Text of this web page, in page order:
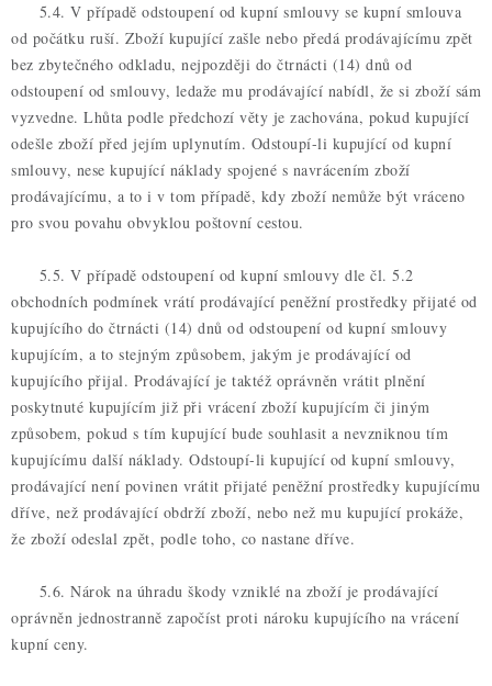
5.4. V případě odstoupení od kupní smlouvy se kupní smlouva
od počátku ruší. Zboží kupující zašle nebo předá prodávajícímu zpět
bez zbytečného odkladu, nejpozději do čtrnácti (14) dnů od
odstoupení od smlouvy, ledaže mu prodávající nabídl, že si zboží sám
vyzvedne. Lhůta podle předchozí věty je zachována, pokud kupující
odešle zboží před jejím uplynutím. Odstoupí-li kupující od kupní
smlouvy, nese kupující náklady spojené s navrácením zboží
prodávajícímu, a to i v tom případě, kdy zboží nemůže být vráceno
pro svou povahu obvyklou poštovní cestou.
5.5. V případě odstoupení od kupní smlouvy dle čl. 5.2
obchodních podmínek vrátí prodávající peněžní prostředky přijaté od
kupujícího do čtrnácti (14) dnů od odstoupení od kupní smlouvy
kupujícím, a to stejným způsobem, jakým je prodávající od
kupujícího přijal. Prodávající je taktéž oprávněn vrátit plnění
poskytnuté kupujícím již při vrácení zboží kupujícím či jiným
způsobem, pokud s tím kupující bude souhlasit a nevzniknou tím
kupujícímu další náklady. Odstoupí-li kupující od kupní smlouvy,
prodávající není povinen vrátit přijaté peněžní prostředky kupujícímu
dříve, než prodávající obdrží zboží, nebo než mu kupující prokáže,
že zboží odeslal zpět, podle toho, co nastane dříve.
5.6. Nárok na úhradu škody vzniklé na zboží je prodávající
oprávněn jednostranně započíst proti nároku kupujícího na vrácení
kupní ceny.